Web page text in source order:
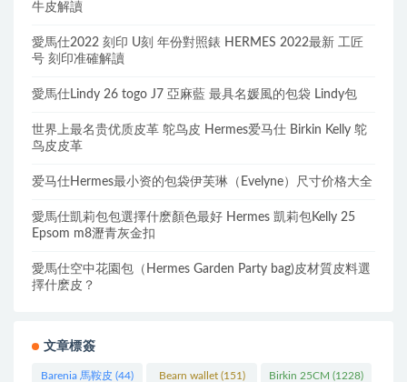
牛皮解讀
愛馬仕2022 刻印 U刻 年份對照錶 HERMES 2022最新 工匠
号 刻印准確解讀
愛馬仕Lindy 26 togo J7 亞麻藍 最具名媛風的包袋 Lindy包
世界上最名贵优质皮革 鸵鸟皮 Hermes爱马仕 Birkin Kelly 鸵
鸟皮皮革
爱马仕Hermes最小资的包袋伊芙琳（Evelyne）尺寸价格大全
愛馬仕凱莉包包選擇什麽顏色最好 Hermes 凱莉包Kelly 25
Epsom m8瀝青灰金扣
愛馬仕空中花園包（Hermes Garden Party bag)皮材質皮料選
擇什麽皮？
文章標簽
Barenia 馬鞍皮 (44) Bearn wallet(151) Birkin 25CM (1228)